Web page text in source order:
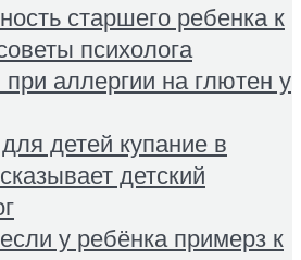
старшего ребенка к
психолога
аллергии на глютен у
детей купание в
детский
у ребёнка примерз к